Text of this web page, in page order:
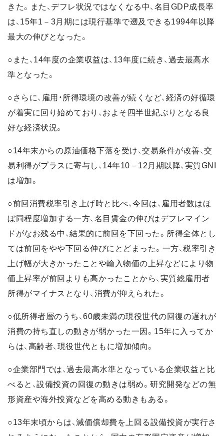
きた。また、デフレ状況ではなくなる中、名目GDP成長率
は、15年1－3月期には現行基準で遡及できる1994年以降
最大の伸びとなった。
○また、14年度の企業収益は、13年度に続き、過去最高水
準となった。
○さらに、雇用・所得環境の改善が続くなど、経済の好循環
が着実に回り始めており、およそ四半世紀ぶりとなる良
好な経済状況。
○14年末からの原油価格下落を受け、交易条件が改善、交
易利得がプラスに寄与し、14年10－12月期以降、実質GNI
は増加。
○前回消費税率引き上げ時と比べ、今回は、雇用者数はほ
ぼ同程度増加する一方、名目賃金の伸びはデフレマイン
ドがなお残る中、結果的に前回を下回った。所得全体とし
ては前回をやや下回る伸びにとどまった。一方、税率引き
上げ幅が大きかったことや輸入物価の上昇などにより物
価上昇率が前回よりも高かったことから、実質総雇用者
所得がマイナスとなり、消費が抑えられた。
○低所得者層のうち、60歳未満の現役世代の回復の遅れが
消費の持ち直しの動きが弱かった一因。15年に入ってか
らは、高齢者、現役世代ともに増加傾向。
○企業部門では、過去最高水準となっている企業収益と比
べると、設備投資の回復の動きは弱め。研究開発などの無
形資産や海外投資などを高める動きもある。
○13年末頃からは、減価償却費を上回る設備投資が実行さ